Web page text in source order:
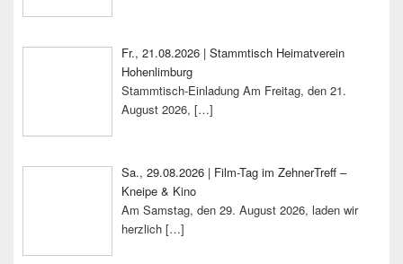
Fr., 21.08.2026 | Stammtisch Heimatverein
Hohenlimburg
Stammtisch-Einladung Am Freitag, den 21.
August 2026, […]
Sa., 29.08.2026 | Film-Tag im ZehnerTreff –
Kneipe & Kino
Am Samstag, den 29. August 2026, laden wir
herzlich […]